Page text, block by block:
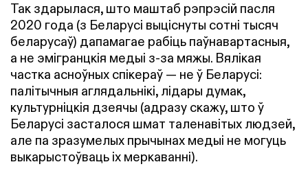
Так здарылася, што маштаб рэпрэсій пасля
2020 года (з Беларусі выціснуты сотні тысяч
беларусаў) дапамагае рабіць паўнавартасныя,
а не эмігранцкія медыі з-за мяжы. Вялікая
частка асноўных спікераў — не ў Беларусі:
палітычныя аглядальнікі, лідары думак,
культурніцкія дзеячы (адразу скажу, што ў
Беларусі засталося шмат таленавітых людзей,
але па зразумелых прычынах медыі не могуць
выкарыстоўваць іх меркаванні).